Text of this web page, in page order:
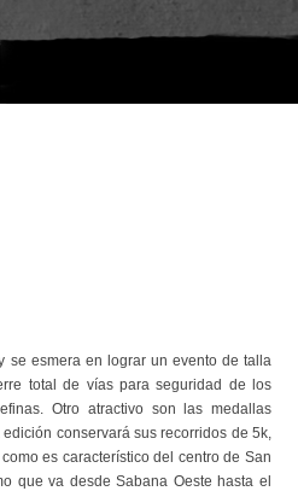
se esmera en lograr un evento de talla
total de vías para seguridad de los
Otro atractivo son las medallas
conservará sus recorridos de 5k,
es característico del centro de San
que va desde Sabana Oeste hasta el